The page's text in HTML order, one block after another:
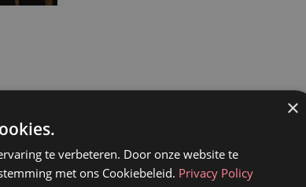
×
te verbeteren. Door onze website te
met ons Cookiebeleid. Privacy Policy